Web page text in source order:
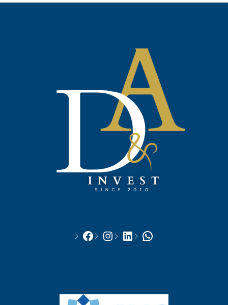
Facebook
Instagram
LinkedInWhatsApp